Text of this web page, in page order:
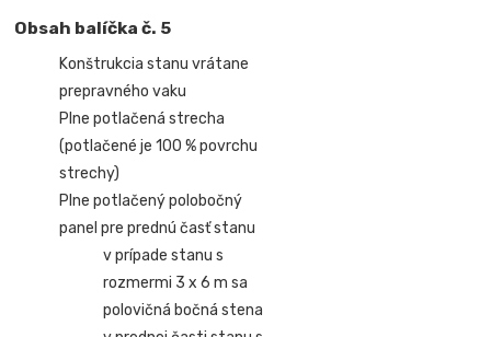
Obsah balíčka č. 5
Konštrukcia stanu vrátane
prepravného vaku
Plne potlačená strecha
(potlačené je 100 % povrchu
strechy)
Plne potlačený polobočný
panel pre prednú časť stanu
v prípade stanu s
rozmermi 3 x 6 m sa
polovičná bočná stena